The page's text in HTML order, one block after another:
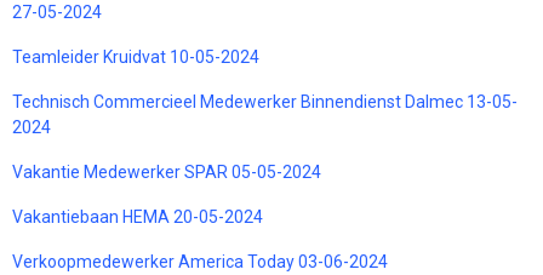
27-05-2024
Teamleider Kruidvat 10-05-2024
Technisch Commercieel Medewerker Binnendienst Dalmec 13-05-
2024
Vakantie Medewerker SPAR 05-05-2024
Vakantiebaan HEMA 20-05-2024
Verkoopmedewerker America Today 03-06-2024